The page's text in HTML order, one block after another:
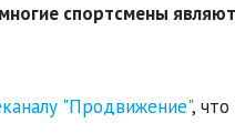
спортсмены
"Продвижение", что